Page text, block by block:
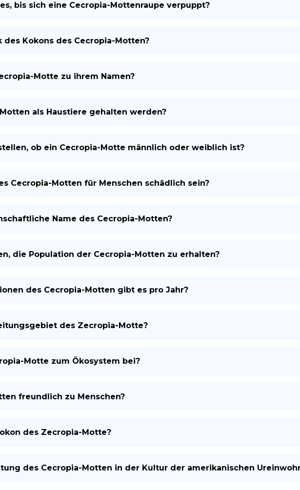
bis sich eine Cecropia-Mottenraupe verpuppt?
des Kokons des Cecropia-Motten?
Motte zu ihrem Namen?
als Haustiere gehalten werden?
ob ein Cecropia-Motte männlich oder weiblich ist?
Cecropia-Motten für Menschen schädlich sein?
Name des Cecropia-Motten?
die Population der Cecropia-Motten zu erhalten?
des Cecropia-Motten gibt es pro Jahr?
des Zecropia-Motte?
Motte zum Ökosystem bei?
freundlich zu Menschen?
des Zecropia-Motte?
des Cecropia-Motten in der Kultur der amerikanischen